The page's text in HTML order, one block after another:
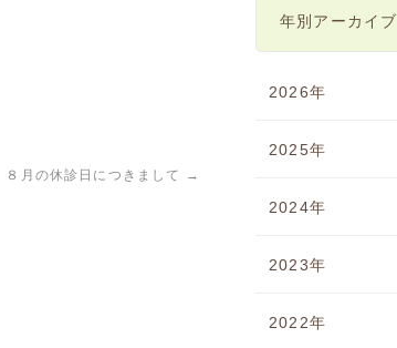
８月の休診日につきまして →
年別アーカイブ
2026年
2025年
2024年
2023年
2022年